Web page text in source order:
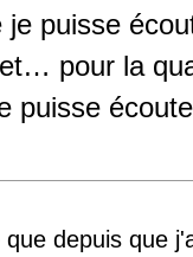
je puisse
pour la
puisse
depuis que